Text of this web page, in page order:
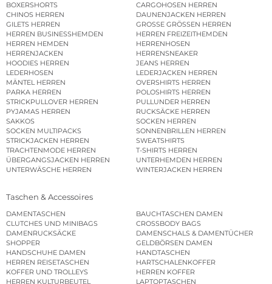
BOXERSHORTS
CARGOHOSEN HERREN
CHINOS HERREN
DAUNENJACKEN HERREN
GILETS HERREN
GROSSE GRÖSSEN HERREN
HERREN BUSINESSHEMDEN
HERREN FREIZEITHEMDEN
HERREN HEMDEN
HERRENHOSEN
HERRENJACKEN
HERRENSNEAKER
HOODIES HERREN
JEANS HERREN
LEDERHOSEN
LEDERJACKEN HERREN
MÄNTEL HERREN
OVERSHIRTS HERREN
PARKA HERREN
POLOSHIRTS HERREN
STRICKPULLOVER HERREN
PULLUNDER HERREN
PYJAMAS HERREN
RUCKSÄCKE HERREN
SAKKOS
SOCKEN HERREN
SOCKEN MULTIPACKS
SONNENBRILLEN HERREN
STRICKJACKEN HERREN
SWEATSHIRTS
TRACHTENMODE HERREN
T-SHIRTS HERREN
ÜBERGANGSJACKEN HERREN
UNTERHEMDEN HERREN
UNTERWÄSCHE HERREN
WINTERJACKEN HERREN
Taschen & Accessoires
DAMENTASCHEN
BAUCHTASCHEN DAMEN
CLUTCHES UND MINIBAGS
CROSSBODY BAGS
DAMENRUCKSÄCKE
DAMENSCHALS & DAMENTÜCHER
SHOPPER
GELDBÖRSEN DAMEN
HANDSCHUHE DAMEN
HANDTASCHEN
HERREN REISETASCHEN
HARTSCHALENKOFFER
KOFFER UND TROLLEYS
HERREN KOFFER
HERREN KULTURBEUTEL
LAPTOPTASCHEN